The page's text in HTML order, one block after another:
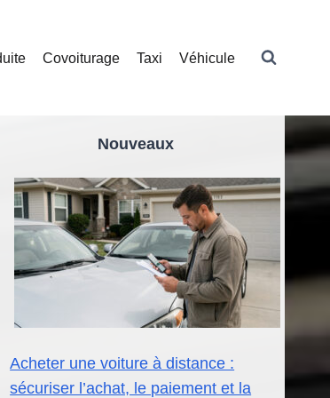
Covoiturage Taxi Véhicule
Nouveaux
Acheter une voiture à distance :
sécuriser l’achat, le paiement et la